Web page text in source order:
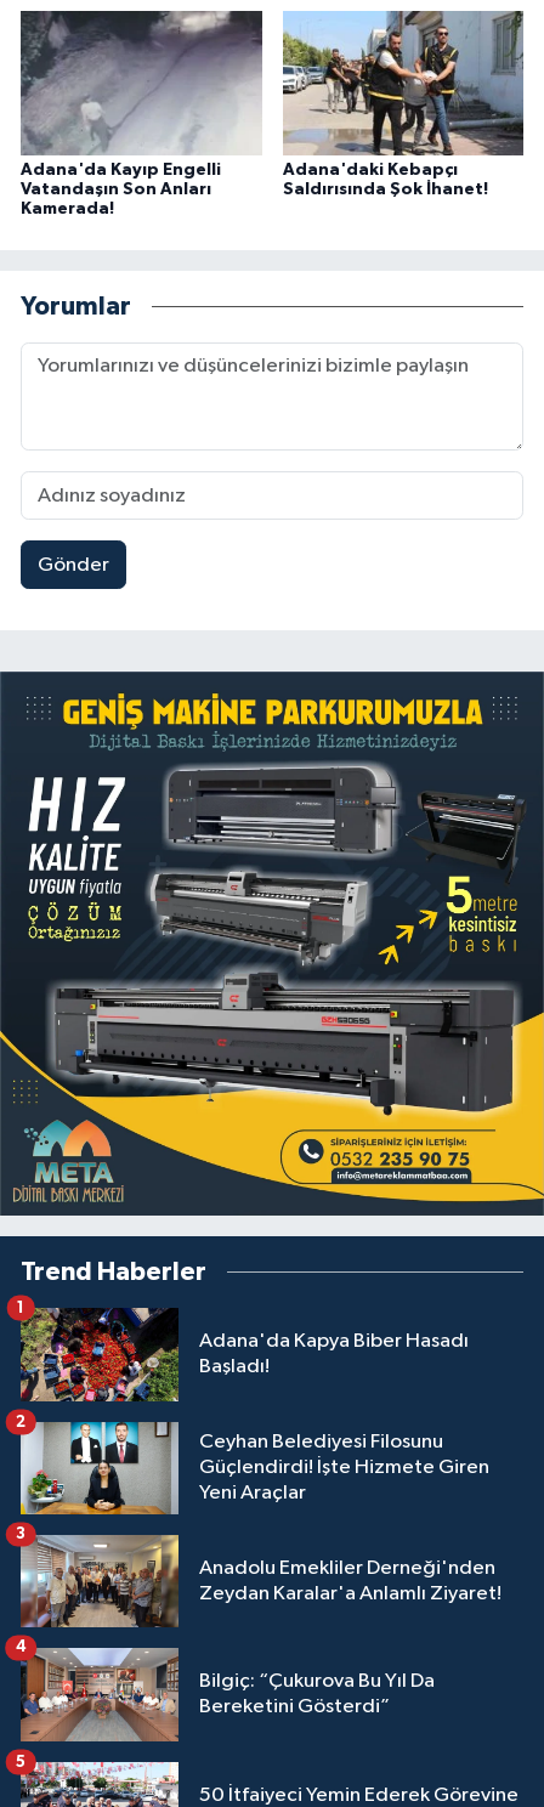
Adana'da Kayıp Engelli
Vatandaşın Son Anları
Kamerada!
Adana'daki Kebapçı
Saldırısında Şok İhanet!
Yorumlar
Gönder
Trend Haberler
Adana'da Kapya Biber Hasadı
Başladı!
1
Ceyhan Belediyesi Filosunu
Güçlendirdi! İşte Hizmete Giren
Yeni Araçlar
2
Anadolu Emekliler Derneği'nden
Zeydan Karalar'a Anlamlı Ziyaret!
3
Bilgiç: “Çukurova Bu Yıl Da
Bereketini Gösterdi”
4
50 İtfaiyeci Yemin Ederek Görevine
5